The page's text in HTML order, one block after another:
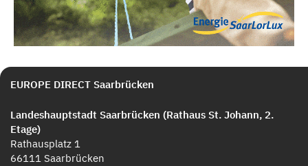
EUROPE DIRECT Saarbrücken
Landeshauptstadt Saarbrücken (Rathaus St. Johann, 2.
Etage)
Rathausplatz 1
66111 Saarbrücken